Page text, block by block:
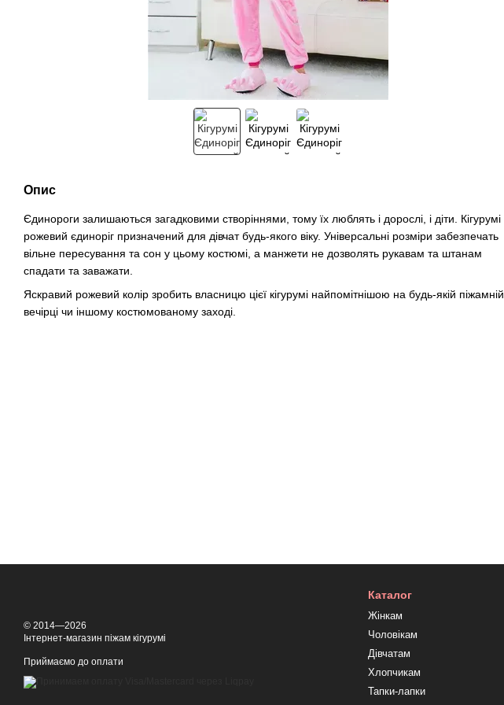
Опис
Єдинороги залишаються загадковими створіннями, тому їх люблять і дорослі, і діти. Кігурумі
рожевий єдиноріг призначений для дівчат будь-якого віку. Універсальні розміри забезпечать
вільне пересування та сон у цьому костюмі, а манжети не дозволять рукавам та штанам
спадати та заважати.
Яскравий рожевий колір зробить власницю цієї кігурумі найпомітнішою на будь-якій піжамній
вечірці чи іншому костюмованому заході.
© 2014—2026
Інтернет-магазин піжам кігурумі
Приймаємо до оплати
Каталог
Жінкам
Чоловікам
Дівчатам
Хлопчикам
Тапки-лапки